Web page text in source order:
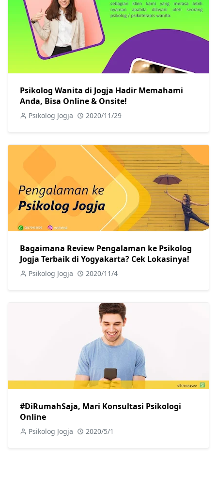
Psikolog Wanita di Jogja Hadir Memahami
Anda, Bisa Online & Onsite!
Psikolog Jogja 2020/11/29
Bagaimana Review Pengalaman ke Psikolog
Jogja Terbaik di Yogyakarta? Cek Lokasinya!
Psikolog Jogja 2020/11/4
#DiRumahSaja, Mari Konsultasi Psikologi
Online
Psikolog Jogja 2020/5/1